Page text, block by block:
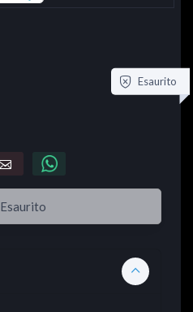
Esaurito
Esaurito